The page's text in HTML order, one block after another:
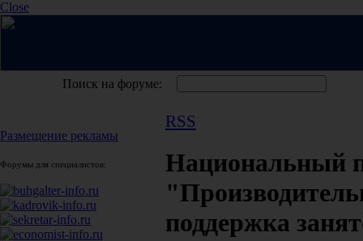
Close
Поиск на форуме:
Размещение рекламы
Форумы для специалистов:
RSS
Национальный
поддержка